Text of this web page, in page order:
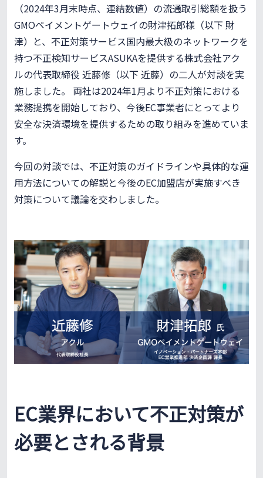
（2024年3月末時点、連結数値）の流通取引総額を扱う
GMOペイメントゲートウェイの財津拓郎様（以下 財
津）と、不正対策サービス国内最大級のネットワークを
持つ不正検知サービスASUKAを提供する株式会社アク
ルの代表取締役 近藤修（以下 近藤）の二人が対談を実
施しました。 両社は2024年1月より不正対策における
業務提携を開始しており、今後EC事業者にとってより
安全な決済環境を提供するための取り組みを進めていま
す。
今回の対談では、不正対策のガイドラインや具体的な運
用方法についての解説と今後のEC加盟店が実施すべき
対策について議論を交わしました。
EC業界において不正対策が
必要とされる背景